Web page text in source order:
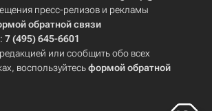
пресс-релизов и рекламы
обратной связи
7 (495) 645-6601
или сообщить обо всех
воспользуйтесьформой обратной